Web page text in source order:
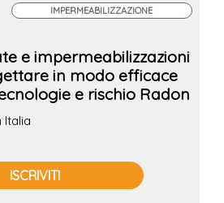
IMPERMEABILIZZAZIONE
e impermeabilizzazioni
in modo efficace
e rischio Radon
Italia
ISCRIVITI